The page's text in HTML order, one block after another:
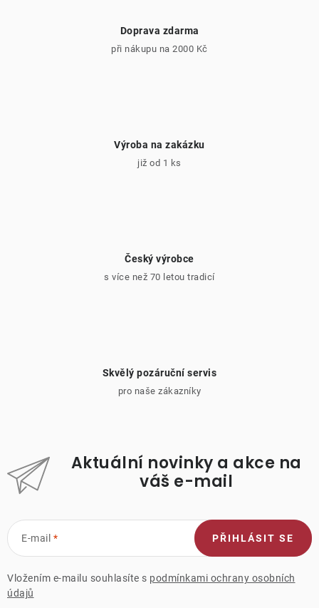
Doprava zdarma
při nákupu na 2000 Kč
Výroba na zakázku
již od 1 ks
Český výrobce
s více než 70 letou tradicí
Skvělý pozáruční servis
pro naše zákazníky
Aktuální novinky a akce na
váš e-mail
E-mail
Vložením e-mailu souhlasíte s podmínkami ochrany osobních
údajů
PŘIHLÁSIT SE